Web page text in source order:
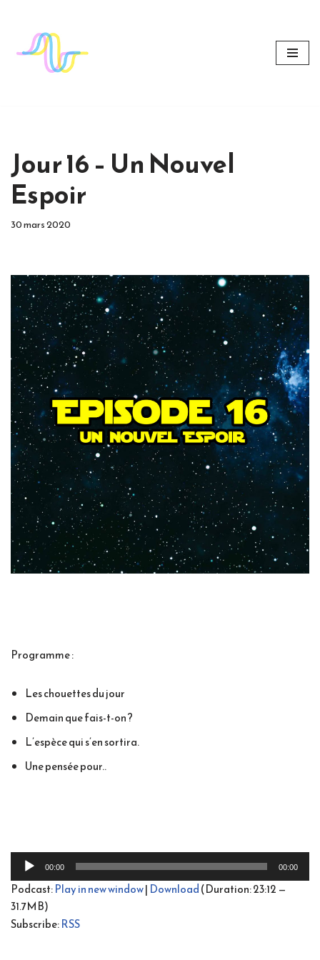
Aller
au
contenu
Jour 16 – Un Nouvel
Espoir
30 mars 2020
Programme :
Les chouettes du jour
Demain que fais-t-on ?
L’espèce qui s’en sortira.
Une pensée pour..
e
c
t
e
00:00 00:00
Podcast:Play in new window| Download(Duration: 23:12 —
31.7MB)
Subscribe:RSS